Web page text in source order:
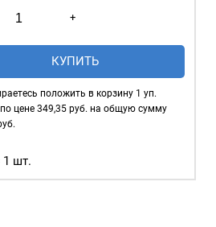
+
КУПИТЬ
положить в корзину 1 уп.
цене349,35 руб. на общую сумму
1 шт.